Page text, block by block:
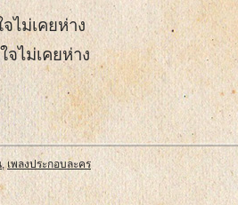
ไม่เคยห่าง
จไม่เคยห่าง
,เพลงประกอบละคร